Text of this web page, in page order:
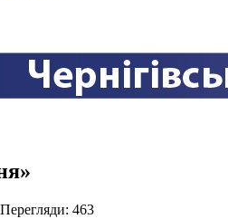
Перегляди: 463